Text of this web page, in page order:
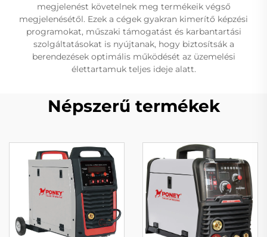
megjelenést követelnek meg termékeik végső
megjelenésétől. Ezek a cégek gyakran kimerítő képzési
programokat, műszaki támogatást és karbantartási
szolgáltatásokat is nyújtanak, hogy biztosítsák a
berendezések optimális működését az üzemelési
élettartamuk teljes ideje alatt.
Népszerű termékek